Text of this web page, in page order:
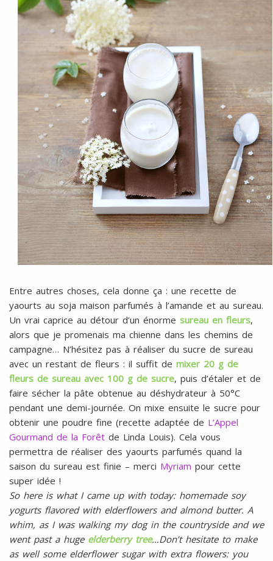
Entre autres choses, cela donne ça : une recette de
yaourts au soja maison parfumés à l’amande et au sureau.
Un vrai caprice au détour d’un énorme sureau en fleurs,
alors que je promenais ma chienne dans les chemins de
campagne… N’hésitez pas à réaliser du sucre de sureau
avec un restant de fleurs : il suffit de mixer 20 g de
fleurs de sureau avec 100 g de sucre, puis d’étaler et de
faire sécher la pâte obtenue au déshydrateur à 50°C
pendant une demi-journée. On mixe ensuite le sucre pour
obtenir une poudre fine (recette adaptée de L’Appel
Gourmand de la Forêt de Linda Louis). Cela vous
permettra de réaliser des yaourts parfumés quand la
saison du sureau est finie – merci Myriam pour cette
super idée !
So here is what I came up with today: homemade soy
yogurts flavored with elderflowers and almond butter. A
whim, as I was walking my dog in the countryside and we
went past a huge elderberry tree…Don’t hesitate to make
as well some elderflower sugar with extra flowers: you